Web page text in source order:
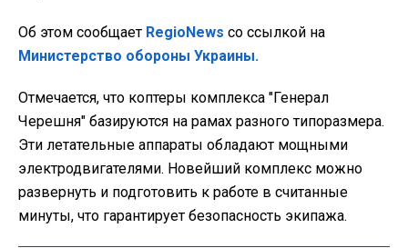
Об этом сообщает RegioNews со ссылкой на
Министерство обороны Украины.
Отмечается, что коптеры комплекса "Генерал
Черешня" базируются на рамах разного типоразмера.
Эти летательные аппараты обладают мощными
электродвигателями. Новейший комплекс можно
развернуть и подготовить к работе в считанные
минуты, что гарантирует безопасность экипажа.